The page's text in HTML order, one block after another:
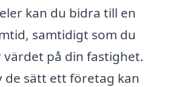
kan du bidra till en
samtidigt som du
på din fastighet.
de sätt ett företag kan